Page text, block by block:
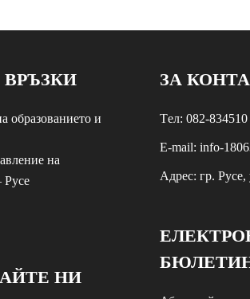
образованието и
на
Русе
НИ
ЗА
Tел: 082-834510
E-mail: info-
Aдрес: гр. Русе,